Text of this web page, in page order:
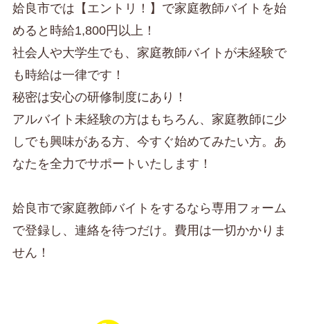
姶良市では【エントリ！】で家庭教師バイトを始
めると時給1,800円以上！
社会人や大学生でも、家庭教師バイトが未経験で
も時給は一律です！
秘密は安心の研修制度にあり！
アルバイト未経験の方はもちろん、家庭教師に少
しでも興味がある方、今すぐ始めてみたい方。あ
なたを全力でサポートいたします！
姶良市で家庭教師バイトをするなら専用フォーム
で登録し、連絡を待つだけ。費用は一切かかりま
せん！